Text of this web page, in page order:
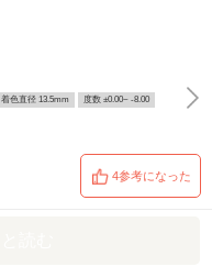
着色直径 13.5mm 度数 ±0.00~ -8.00
4参考になった